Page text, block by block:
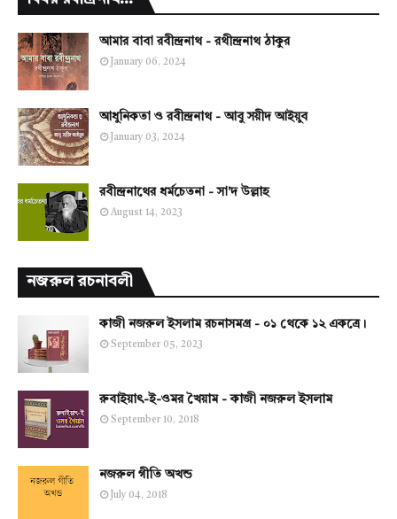
আমার বাবা রবীন্দ্রনাথ - রথীন্দ্রনাথ ঠাকুর
January 06, 2024
আধুনিকতা ও রবীন্দ্রনাথ - আবু সয়ীদ আইয়ুব
January 03, 2024
রবীন্দ্রনাথের ধর্মচেতনা - সা'দ উল্লাহ
August 14, 2023
নজরুল রচনাবলী
কাজী নজরুল ইসলাম রচনাসমগ্র - ০১ থেকে ১২ একত্রে।
September 05, 2023
রুবাইয়াৎ-ই-ওমর খৈয়াম - কাজী নজরুল ইসলাম
September 10, 2018
নজরুল গীতি অখন্ড
July 04, 2018